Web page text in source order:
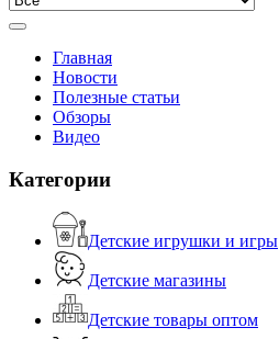
Главная
Новости
Полезные статьи
Обзоры
Видео
Категории
Детские игрушки и игры
Детские магазины
Детские товары оптом